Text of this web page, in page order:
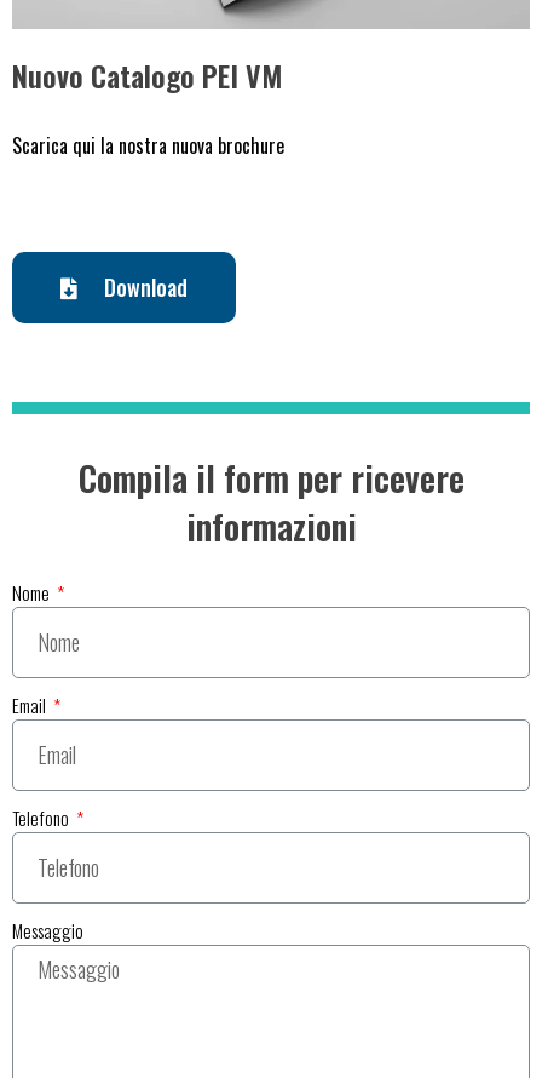
Nuovo Catalogo PEI VM
Scarica qui la nostra nuova brochure
Download
Compila il form per ricevere
informazioni
Nome
Email
Telefono
Messaggio